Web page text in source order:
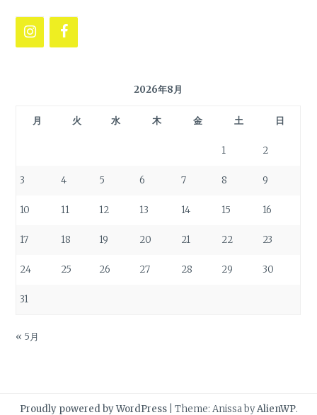
2026年8月
月 火 水 木 金 土 日
1 2
3 4 5 6 7 8 9
10 11 12 13 14 15 16
17 18 19 20 21 22 23
24 25 26 27 28 29 30
31
« 5月
Proudly powered by WordPress Theme: Anissa byAlienWP.